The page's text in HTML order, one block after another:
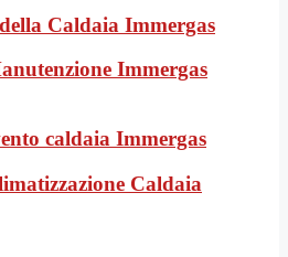
Caldaia Immergas
Immergas
caldaia Immergas
Caldaia